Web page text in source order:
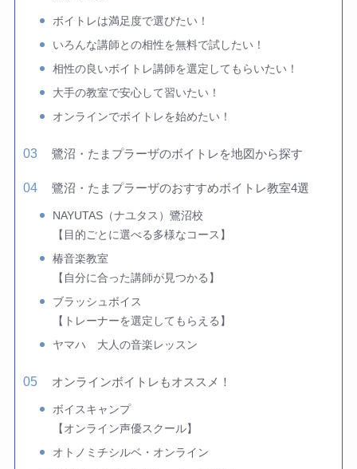
ボイトレは満足度で選びたい！
いろんな講師との相性を無料で試したい！
相性の良いボイトレ講師を選定してもらいたい！
大手の教室で安心して習いたい！
オンラインでボイトレを始めたい！
鷺沼・たまプラーザのボイトレを地図から探す
鷺沼・たまプラーザのおすすめボイトレ教室4選
NAYUTAS（ナユタス）鷺沼校
【目的ごとに選べる多様なコース】
椿音楽教室
【自分に合った講師が見つかる】
ブラッシュボイス
【トレーナーを選定してもらえる】
ヤマハ 大人の音楽レッスン
オンラインボイトレもオススメ！
ボイスキャンプ
【オンライン声優スクール】
オトノミチシルベ・オンライン